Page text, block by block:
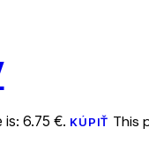
is: 6.75 €. KÚPIŤ This